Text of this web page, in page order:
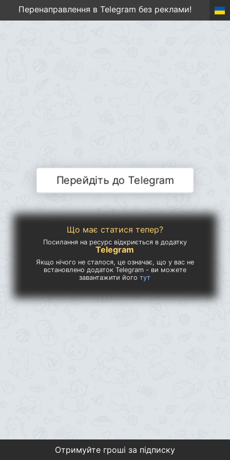
Перенаправлення в Telegram без реклами!
Перейдіть до Telegram
Що має статися тепер?
Посилання на ресурс відкриється в додатку
Telegram
Якщо нічого не сталося, це означає, що у вас не
встановлено додаток Telegram - ви можете
завантажити йоготут
Отримуйте гроші за підписку